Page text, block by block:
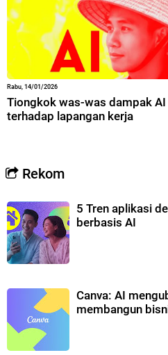
Rabu, 14/01/2026
Tiongkok was-was dampak AI
terhadap lapangan kerja
Rekom
5 Tren aplikasi
berbasis AI
Canva: AI
membangun